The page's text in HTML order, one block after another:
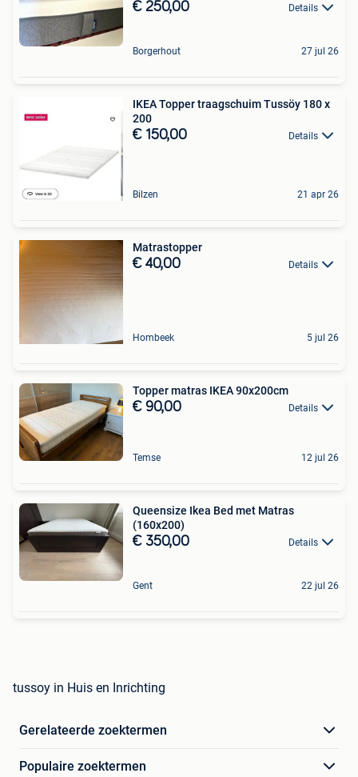
€ 250,00 Details
Borgerhout 27 jul 26
IKEA Topper traagschuim Tussöy 180 x
200
€ 150,00 Details
Bilzen 21 apr 26
Matrastopper
€ 40,00 Details
Hombeek 5 jul 26
Topper matras IKEA 90x200cm
€ 90,00 Details
Temse 12 jul 26
Queensize Ikea Bed met Matras
(160x200)
€ 350,00 Details
Gent 22 jul 26
tussoy in Huis en Inrichting
Gerelateerde zoektermen
Populaire zoektermen